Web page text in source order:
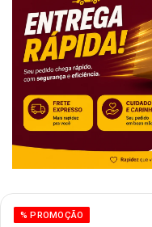
% PROMOÇÃO